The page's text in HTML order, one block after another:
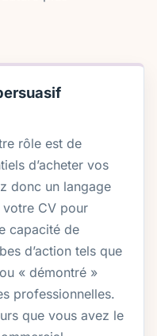
rôle est de
d’acheter vos
donc un langage
CV pour
capacité de
d’action tels que
« démontré »
professionnelles.
que vous avez le